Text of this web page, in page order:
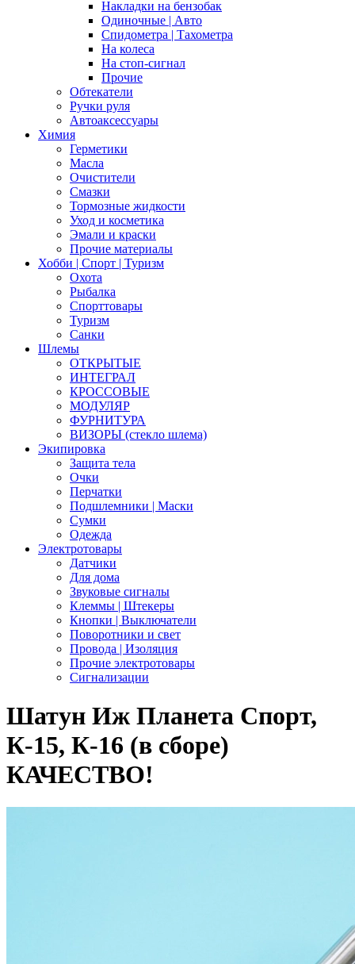
Накладки на бензобак
Одиночные | Авто
Спидометра | Тахометра
На колеса
На стоп-сигнал
Прочие
Обтекатели
Ручки руля
Автоаксессуары
Химия
Герметики
Масла
Очистители
Смазки
Тормозные жидкости
Уход и косметика
Эмали и краски
Прочие материалы
Хобби | Cпорт | Туризм
Охота
Рыбалка
Спорттовары
Туризм
Санки
Шлемы
ОТКРЫТЫЕ
ИНТЕГРАЛ
КРОССОВЫЕ
МОДУЛЯР
ФУРНИТУРА
ВИЗОРЫ (стекло шлема)
Экипировка
Защита тела
Очки
Перчатки
Подшлемники | Маски
Сумки
Одежда
Электротовары
Датчики
Для дома
Звуковые сигналы
Клеммы | Штекеры
Кнопки | Выключатели
Поворотники и свет
Провода | Изоляция
Прочие электротовары
Сигнализации
Шатун Иж Планета Спорт,
К-15, К-16 (в сборе)
КАЧЕСТВО!